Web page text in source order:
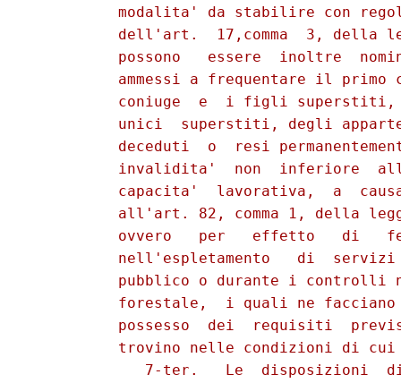
modalita' da stabilire con
dell'art.  17,comma  3, della
possono   essere  inoltre
ammessi a frequentare il primo
coniuge  e  i figli
unici  superstiti, degli
deceduti  o  resi
invalidita'  non  inferiore
capacita'  lavorativa,  a
all'art. 82, comma 1, della
ovvero   per   effetto   di
nell'espletamento   di
pubblico o durante i controlli
forestale,  i quali ne
possesso  dei  requisiti
trovino nelle condizioni di cui
7-ter.   Le  disposizioni